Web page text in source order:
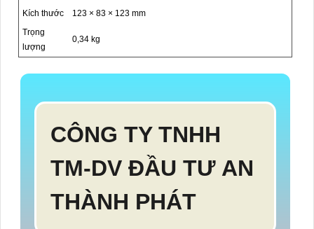
Kích thước
123 × 83 × 123 mm
Trọng
lượng
0,34 kg
CÔNG TY TNHH
TM-DV ĐẦU TƯ AN
THÀNH PHÁT